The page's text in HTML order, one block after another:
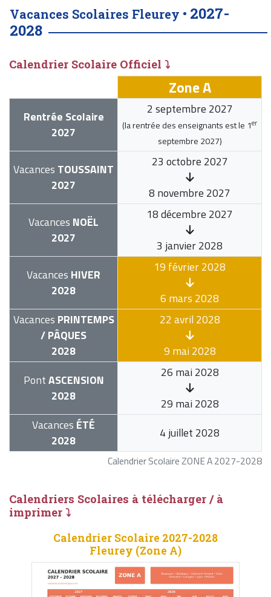
Vacances Scolaires Fleurey • 2027-
2028
Calendrier Scolaire Officiel ⤵
Calendrier Scolaire ZONE A 2027-2028
Zone A
Rentrée Scolaire
2027
2 septembre 2027
(la rentrée des enseignants est le 1er
septembre 2027)
Vacances TOUSSAINT
2027
23 octobre 2027
8 novembre 2027
Vacances NOËL
2027
18 décembre 2027
3 janvier 2028
Vacances HIVER
2028
19 février 2028
6 mars 2028
Vacances PRINTEMPS
/ PÂQUES
2028
22 avril 2028
9 mai 2028
PontASCENSION
2028
26 mai 2028
29 mai 2028
Vacances ÉTÉ
2028
4 juillet 2028
Calendriers Scolaires à télécharger / à
imprimer ⤵
Calendrier Scolaire 2027-2028
Fleurey (Zone A)